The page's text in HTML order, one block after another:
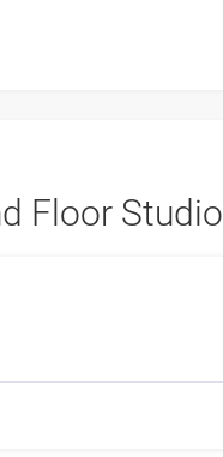
Floor Studio